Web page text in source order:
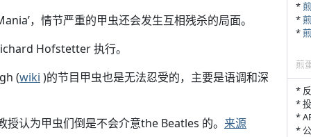
，情节严重的甲虫还会发生互相残杀的局面。
Hofstetter 执行。
(wiki )的节目甲虫也是无法忍受的，主要是语调和深
认为甲虫们倒是不会介意the Beatles 的。 来源
*
*
*
煎
*
*
*
*